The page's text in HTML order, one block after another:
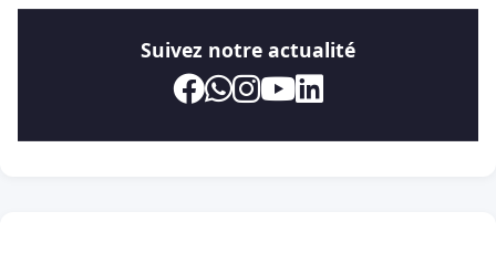
Suivez notre actualité